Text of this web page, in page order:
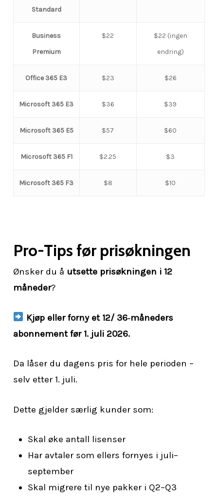
Standard
Business
Premium
$22
$22 (ingen
endring)
Office 365 E3 $23 $26
Microsoft 365 E3 $36 $39
Microsoft 365 E5 $57 $60
Microsoft 365 F1 $2.25 $3
Microsoft 365 F3 $8 $10
Pro-Tips før prisøkningen
Ønsker du å utsette prisøkningen i 12
måneder?
Kjøp eller forny et 12/ 36‑måneders
abonnement før 1. juli 2026.
Da låser du dagens pris for hele perioden –
selv etter 1. juli.
Dette gjelder særlig kunder som:
Skal øke antall lisenser
Har avtaler som ellers fornyes i juli–
september
Skal migrere til nye pakker i Q2–Q3